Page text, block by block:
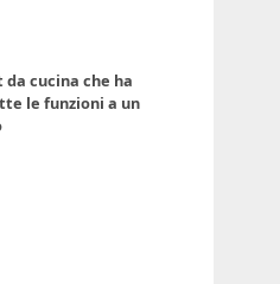
cucina che ha
le funzioni a un